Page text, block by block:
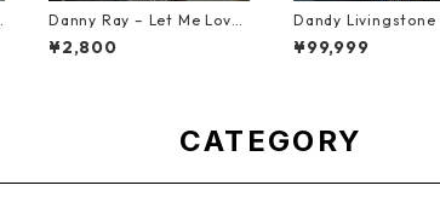
Danny Ray – Let Me Love
You Tonight【12-30001】
¥2,800
Dandy Livingstone
t On Brother【7-
¥99,999
CATEGORY